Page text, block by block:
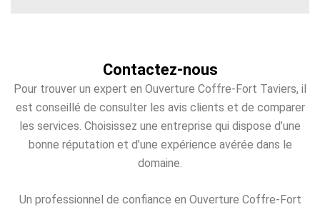
Contactez-nous
Pour trouver un expert en Ouverture Coffre-Fort Taviers, il
est conseillé de consulter les avis clients et de comparer
les services. Choisissez une entreprise qui dispose d’une
bonne réputation et d’une expérience avérée dans le
domaine.
Un professionnel de confiance en Ouverture Coffre-Fort